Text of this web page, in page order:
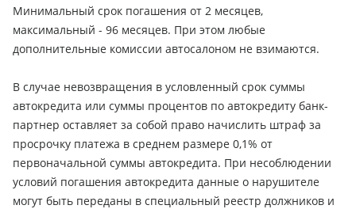
Минимальный срок погашения от 2 месяцев,
максимальный - 96 месяцев. При этом любые
дополнительные комиссии автосалоном не взимаются.
В случае невозвращения в условленный срок суммы
автокредита или суммы процентов по автокредиту банк-
партнер оставляет за собой право начислить штраф за
просрочку платежа в среднем размере 0,1% от
первоначальной суммы автокредита. При несоблюдении
условий погашения автокредита данные о нарушителе
могут быть переданы в специальный реестр должников и